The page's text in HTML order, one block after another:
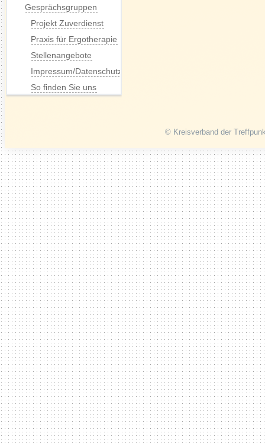
Gesprächsgruppen
Projekt Zuverdienst
Praxis für Ergotherapie
Stellenangebote
Impressum/Datenschutz
So finden Sie uns
© Kreisverband der